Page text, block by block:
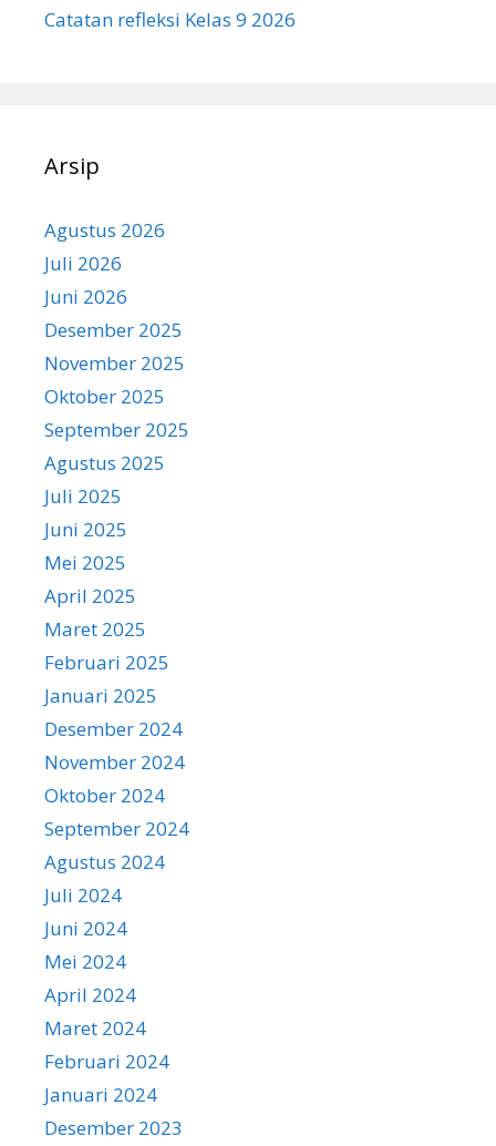
Catatan refleksi Kelas 9 2026
Arsip
Agustus 2026
Juli 2026
Juni 2026
Desember 2025
November 2025
Oktober 2025
September 2025
Agustus 2025
Juli 2025
Juni 2025
Mei 2025
April 2025
Maret 2025
Februari 2025
Januari 2025
Desember 2024
November 2024
Oktober 2024
September 2024
Agustus 2024
Juli 2024
Juni 2024
Mei 2024
April 2024
Maret 2024
Februari 2024
Januari 2024
Desember 2023